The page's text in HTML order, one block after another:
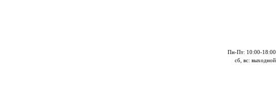
Пн-Пт: 10:00-18:00
сб, вс: выходной